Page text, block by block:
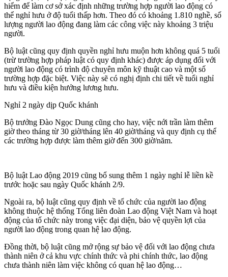
hiểm để làm cơ sở xác định những trường hợp người lao động có
thể nghỉ hưu ở độ tuổi thấp hơn. Theo đó có khoảng 1.810 nghề, số
lượng người lao động đang làm các công việc này khoảng 3 triệu
người.
Bộ luật cũng quy định quyền nghỉ hưu muộn hơn không quá 5 tuổi
(trừ trường hợp pháp luật có quy định khác) được áp dụng đối với
người lao động có trình độ chuyên môn kỹ thuật cao và một số
trường hợp đặc biệt. Việc này sẽ có nghị định chi tiết về tuổi nghỉ
hưu và điều kiện hưởng lương hưu.
Nghỉ 2 ngày dịp Quốc khánh
Bộ trưởng Đào Ngọc Dung cũng cho hay, việc nới trần làm thêm
giờ theo tháng từ 30 giờ/tháng lên 40 giờ/tháng và quy định cụ thể
các trường hợp được làm thêm giờ đến 300 giờ/năm.
Bộ luật Lao động 2019 cũng bổ sung thêm 1 ngày nghỉ lễ liền kề
trước hoặc sau ngày Quốc khánh 2/9.
Ngoài ra, bộ luật cũng quy định về tổ chức của người lao động
không thuộc hệ thống Tổng liên đoàn Lao động Việt Nam và hoạt
động của tổ chức này trong việc đại diện, bảo vệ quyền lợi của
người lao động trong quan hệ lao động.
Đồng thời, bộ luật cũng mở rộng sự bảo vệ đối với lao động chưa
thành niên ở cả khu vực chính thức và phi chính thức, lao động
chưa thành niên làm việc không có quan hệ lao động…